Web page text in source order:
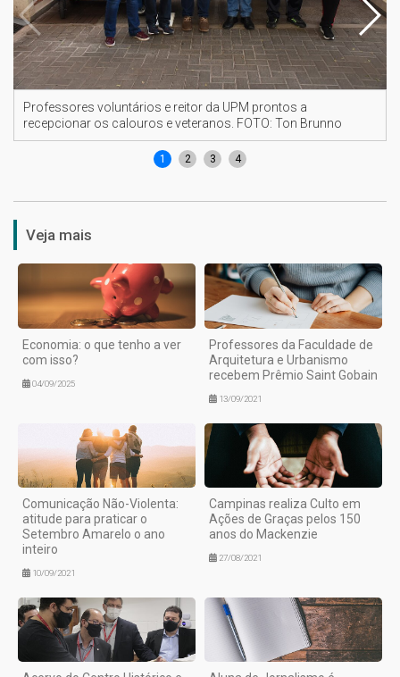
Professores voluntários e reitor da UPM prontos a
recepcionar os calouros e veteranos. FOTO: Ton Brunno
1 2 3 4
Veja mais
Economia: o que tenho a ver
com isso?
04/09/2025
Professores da Faculdade de
Arquitetura e Urbanismo
recebem Prêmio Saint Gobain
13/09/2021
Comunicação Não-Violenta:
atitude para praticar o
Setembro Amarelo o ano
inteiro
10/09/2021
Campinas realiza Culto em
Ações de Graças pelos 150
anos do Mackenzie
27/08/2021